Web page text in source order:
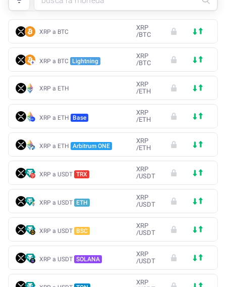
XRP a BTC
XRP
/BTC
XRP a BTC Lightning
XRP
/BTC
XRP a ETH
XRP
/ETH
XRP a ETH Base
XRP
/ETH
XRP a ETH Arbitrum ONE
XRP
/ETH
XRP a USDT TRX
XRP
/USDT
XRP a USDT ETH
XRP
/USDT
XRP a USDT BSC
XRP
/USDT
XRP a USDT SOLANA
XRP
/USDT
XRP